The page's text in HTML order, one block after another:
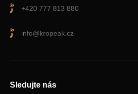
+420 777 813 880
info@kropeak.cz
Sledujte nás